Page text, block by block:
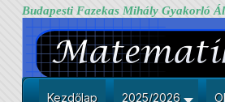
Budapesti Fazekas Mihály Gyakorló
Kezdőlap 2025/2026